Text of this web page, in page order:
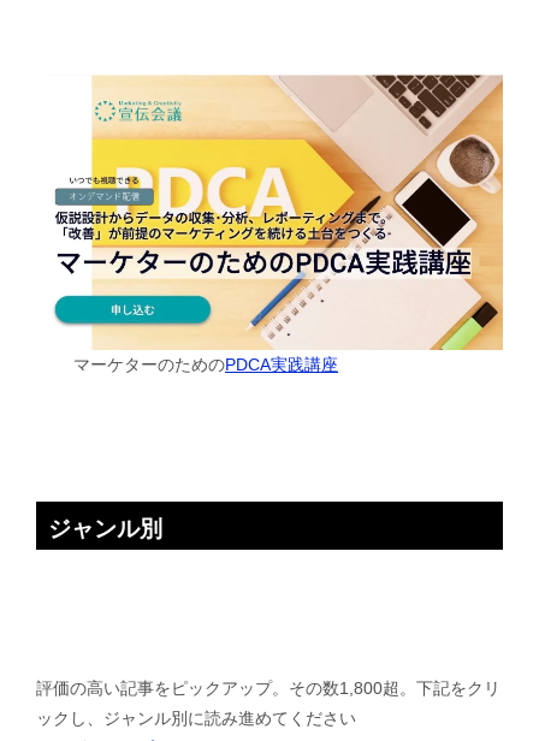
マーケターのためのPDCA実践講座
ジャンル別
評価の高い記事をピックアップ。その数1,800超。下記をクリ
ックし、ジャンル別に読み進めてください